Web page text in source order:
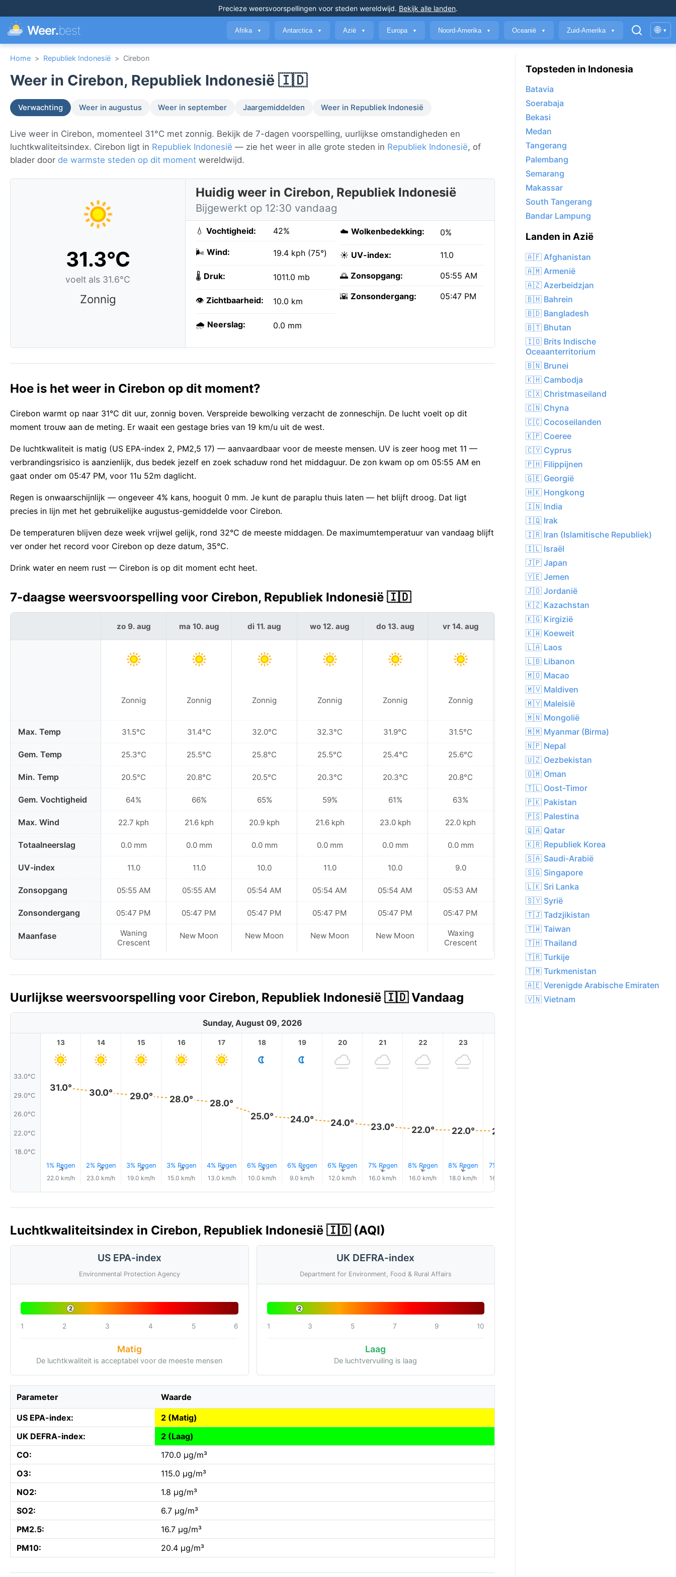
Precieze weersvoorspellingen voor steden wereldwijd. Bekijk alle landen.
Weer.best Afrika ▼ Antarctica ▼ Azië ▼ Europa ▼ Noord-Amerika ▼ Oceanië ▼ Zuid-Amerika ▼ 🌐 ▾
Home > Republiek Indonesië > Cirebon
Weer in Cirebon, Republiek Indonesië 🇮🇩
Verwachting Weer in augustus Weer in september Jaargemiddelden Weer in Republiek Indonesië
Live weer in Cirebon, momenteel 31°C met zonnig. Bekijk de 7-dagen voorspelling, uurlijkse omstandigheden en
luchtkwaliteitsindex. Cirebon ligt in Republiek Indonesië — zie het weer in alle grote steden in Republiek Indonesië, of
blader door de warmste steden op dit moment wereldwijd.
31.3°C
voelt als 31.6°C
Zonnig
Huidig weer in Cirebon, Republiek Indonesië
Bijgewerkt op 12:30 vandaag
💧 Vochtigheid: 42%
🌬️ Wind: 19.4 kph (75°)
🌡️ Druk: 1011.0 mb
👁️ Zichtbaarheid: 10.0 km
🌧️ Neerslag: 0.0 mm
☁️ Wolkenbedekking: 0%
☀️ UV-index: 11.0
🌅 Zonsopgang: 05:55 AM
🌇 Zonsondergang: 05:47 PM
Hoe is het weer in Cirebon op dit moment?
Cirebon warmt op naar 31°C dit uur, zonnig boven. Verspreide bewolking verzacht de zonneschijn. De lucht voelt op dit
moment trouw aan de meting. Er waait een gestage bries van 19 km/u uit de west.
De luchtkwaliteit is matig (US EPA-index 2, PM2,5 17) — aanvaardbaar voor de meeste mensen. UV is zeer hoog met 11 —
verbrandingsrisico is aanzienlijk, dus bedek jezelf en zoek schaduw rond het middaguur. De zon kwam op om 05:55 AM en
gaat onder om 05:47 PM, voor 11u 52m daglicht.
Regen is onwaarschijnlijk — ongeveer 4% kans, hooguit 0 mm. Je kunt de paraplu thuis laten — het blijft droog. Dat ligt
precies in lijn met het gebruikelijke augustus-gemiddelde voor Cirebon.
De temperaturen blijven deze week vrijwel gelijk, rond 32°C de meeste middagen. De maximumtemperatuur van vandaag blijft
ver onder het record voor Cirebon op deze datum, 35°C.
Drink water en neem rust — Cirebon is op dit moment echt heet.
7-daagse weersvoorspelling voor Cirebon, Republiek Indonesië 🇮🇩
Max. Temp
Gem. Temp
Min. Temp
Gem. Vochtigheid
Max. Wind
Totaalneerslag
UV-index
Zonsopgang
Zonsondergang
Maanfase
zo 9. aug
Zonnig
31.5°C
25.3°C
20.5°C
64%
22.7 kph
0.0 mm
11.0
05:55 AM
05:47 PM
Waning
Crescent
ma 10. aug
Zonnig
31.4°C
25.5°C
20.8°C
66%
21.6 kph
0.0 mm
11.0
05:55 AM
05:47 PM
New Moon
di 11. aug
Zonnig
32.0°C
25.8°C
20.5°C
65%
20.9 kph
0.0 mm
10.0
05:54 AM
05:47 PM
New Moon
wo 12. aug
Zonnig
32.3°C
25.5°C
20.3°C
59%
21.6 kph
0.0 mm
11.0
05:54 AM
05:47 PM
New Moon
do 13. aug
Zonnig
31.9°C
25.4°C
20.3°C
61%
23.0 kph
0.0 mm
10.0
05:54 AM
05:47 PM
New Moon
vr 14. aug
Zonnig
31.5°C
25.6°C
20.8°C
63%
22.0 kph
0.0 mm
9.0
05:53 AM
05:47 PM
Waxing
Crescent
za 15. aug
Zonnig
31.9°C
25.8°C
21.1°C
63%
23.0 kph
0.0 mm
9.0
05:53 AM
05:47 PM
Waxing
Crescent
Uurlijkse weersvoorspelling voor Cirebon, Republiek Indonesië 🇮🇩 Vandaag
Sunday, August 09, 2026
33.0°C
29.0°C
26.0°C
22.0°C
18.0°C
13
31.0°
1% Regen
↑
22.0 km/h
14
30.0°
2% Regen
↑
23.0 km/h
15
29.0°
3% Regen
↑
19.0 km/h
16
28.0°
3% Regen
↑
15.0 km/h
17
28.0°
4% Regen
↑
13.0 km/h
18
25.0°
6% Regen
↑
10.0 km/h
19
24.0°
6% Regen
↑
9.0 km/h
20
24.0°
6% Regen
↑
12.0 km/h
21
23.0°
7% Regen
↑
16.0 km/h
22
22.0°
8% Regen
↑
16.0 km/h
23
22.0°
8% Regen
↑
18.0 km/h
22.0°
7% Regen
16.0 km/h
Luchtkwaliteitsindex in Cirebon, Republiek Indonesië 🇮🇩 (AQI)
US EPA-index
Environmental Protection Agency
2
1 2 3 4 5 6
Matig
De luchtkwaliteit is acceptabel voor de meeste mensen
UK DEFRA-index
Department for Environment, Food & Rural Affairs
2
1 3 5 7 9 10
Laag
De luchtvervuiling is laag
Parameter Waarde
US EPA-index:
2 (Matig)
UK DEFRA-index:
2 (Laag)
CO:
170.0 µg/m³
O3:
115.0 µg/m³
NO2:
1.8 µg/m³
SO2:
6.7 µg/m³
PM2.5:
16.7 µg/m³
PM10:
20.4 µg/m³
Topsteden in Indonesia
Batavia
Soerabaja
Bekasi
Medan
Tangerang
Palembang
Semarang
Makassar
South Tangerang
Bandar Lampung
Landen in Azië
🇦🇫 Afghanistan
🇦🇲 Armenië
🇦🇿 Azerbeidzjan
🇧🇭 Bahrein
🇧🇩 Bangladesh
🇧🇹 Bhutan
🇮🇴 Brits Indische
Oceaanterritorium
🇧🇳 Brunei
🇰🇭 Cambodja
🇨🇽 Christmaseiland
🇨🇳 Chyna
🇨🇨 Cocoseilanden
🇰🇵 Coeree
🇨🇾 Cyprus
🇵🇭 Filippijnen
🇬🇪 Georgië
🇭🇰 Hongkong
🇮🇳 India
🇮🇶 Irak
🇮🇷 Iran (Islamitische Republiek)
🇮🇱 Israël
🇯🇵 Japan
🇾🇪 Jemen
🇯🇴 Jordanië
🇰🇿 Kazachstan
🇰🇬 Kirgizië
🇰🇼 Koeweit
🇱🇦 Laos
🇱🇧 Libanon
🇲🇴 Macao
🇲🇻 Maldiven
🇲🇾 Maleisië
🇲🇳 Mongolië
🇲🇲 Myanmar (Birma)
🇳🇵 Nepal
🇺🇿 Oezbekistan
🇴🇲 Oman
🇹🇱 Oost-Timor
🇵🇰 Pakistan
🇵🇸 Palestina
🇶🇦 Qatar
🇰🇷 Republiek Korea
🇸🇦 Saudi-Arabië
🇸🇬 Singapore
🇱🇰 Sri Lanka
🇸🇾 Syrië
🇹🇯 Tadzjikistan
🇹🇼 Taiwan
🇹🇭 Thailand
🇹🇷 Turkije
🇹🇲 Turkmenistan
🇦🇪 Verenigde Arabische Emiraten
🇻🇳 Vietnam